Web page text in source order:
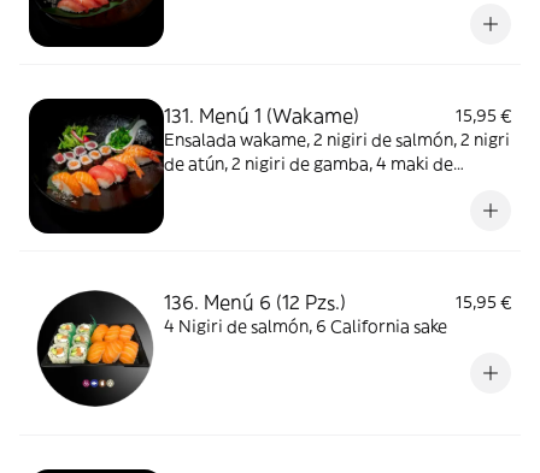
131. Menú 1 (Wakame)
15,95 €
Ensalada wakame, 2 nigiri de salmón, 2 nigri
de atún, 2 nigiri de gamba, 4 maki de
136. Menú 6 (12 Pzs.)
15,95 €
4 Nigiri de salmón, 6 California sake